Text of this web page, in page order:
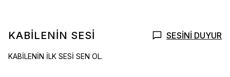
KABİLENİN SESİ SESİNİ DUYUR
KABİLENİN İLK SESİ SEN OL.